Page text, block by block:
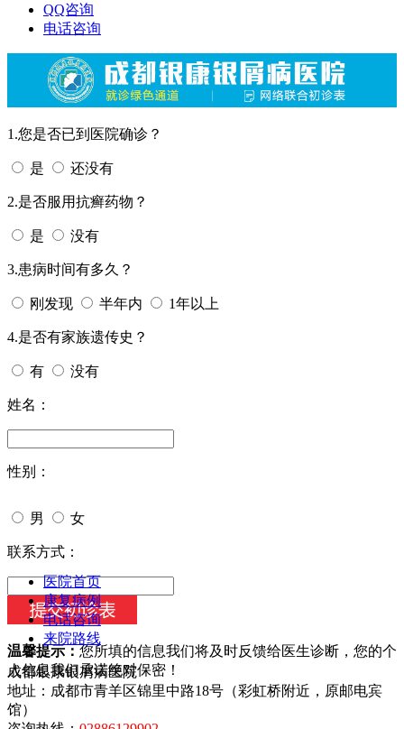
QQ咨询
电话咨询
1.您是否已到医院确诊？
是 还没有
2.是否服用抗癣药物？
是 没有
3.患病时间有多久？
刚发现 半年内 1年以上
4.是否有家族遗传史？
有 没有
姓名：
性别：
男 女
今天日期：
联系方式：
温馨提示： 您所填的信息我们将及时反馈给医生诊断，您的个
人信息我们承诺绝对保密！
医院首页
康复病例
电话咨询
来院路线
成都银康银屑病医院
地址：成都市青羊区锦里中路18号（彩虹桥附近，原邮电宾
馆）